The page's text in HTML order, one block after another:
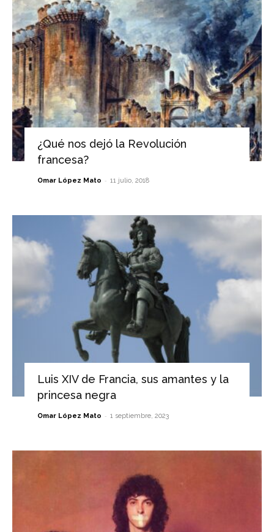
¿Qué nos dejó la Revolución
francesa?
Omar López Mato - 11 julio, 2018
Luis XIV de Francia, sus amantes y la
princesa negra
Omar López Mato - 1 septiembre, 2023